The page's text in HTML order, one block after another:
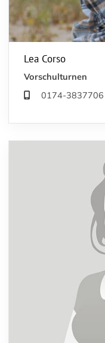
Lea Corso
Vorschulturnen
0174-3837706